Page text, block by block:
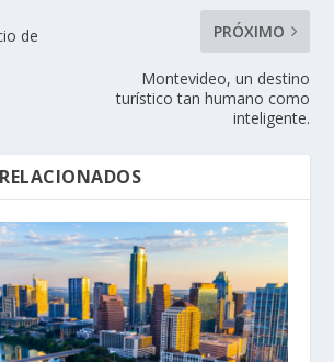
de
PRÓXIMO
Montevideo, un destino
turístico tan humano como
inteligente.